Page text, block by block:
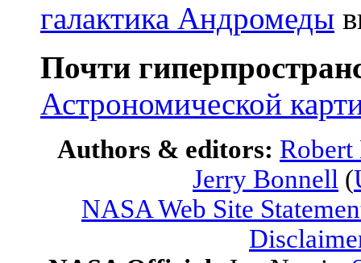
галактика Андромеды
Почти
Астрономической
Authors & editors:
Jerry Bonnell (
NASA Web Site